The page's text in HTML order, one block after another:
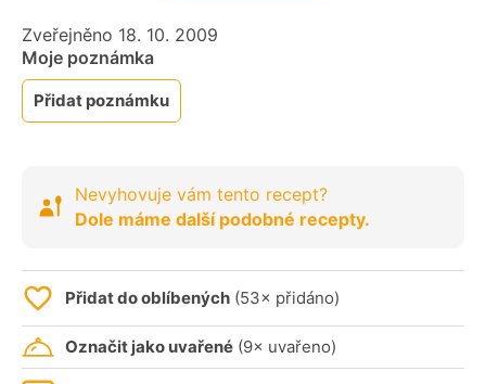
Zveřejněno 18. 10. 2009
Moje poznámka
Přidat poznámku
Nevyhovuje vám tento recept?
Dole máme další podobné recepty.
Přidat do oblíbených (53× přidáno)
Označit jako uvařené (9× uvařeno)